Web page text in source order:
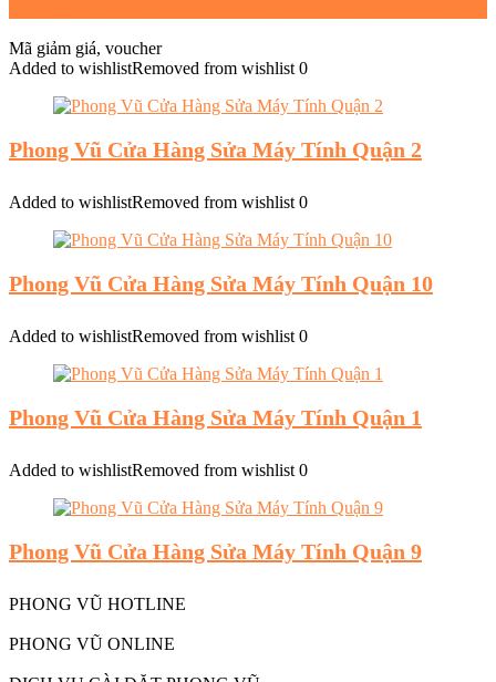
Mã giảm giá, voucher
Added to wishlistRemoved from wishlist 0
Phong Vũ Cửa Hàng Sửa Máy Tính Quận 2
Added to wishlistRemoved from wishlist 0
Phong Vũ Cửa Hàng Sửa Máy Tính Quận 10
Added to wishlistRemoved from wishlist 0
Phong Vũ Cửa Hàng Sửa Máy Tính Quận 1
Added to wishlistRemoved from wishlist 0
Phong Vũ Cửa Hàng Sửa Máy Tính Quận 9
PHONG VŨ HOTLINE
PHONG VŨ ONLINE